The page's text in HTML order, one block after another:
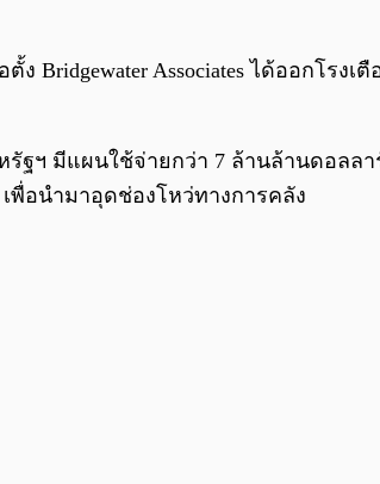
Bridgewater Associates ได้ออกโร
ฐฯ มีแผนใช้จ่ายกว่า 7 ล้านล้านดอล
พื่อนำมาอุดช่องโหว่ทางการคลัง